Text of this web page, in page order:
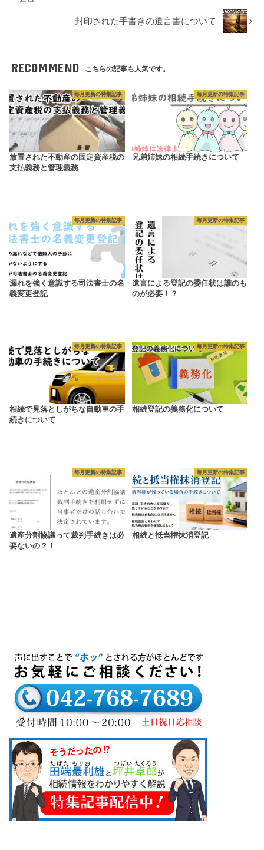
封印された手書きの遺言書について
RECOMMEND こちらの記事も人気です。
毎月更新の特集記事
放置された不動産の固定資産税の
支払義務と管理義務
毎月更新の特集記事
兄弟姉妹の相続手続きについて
毎月更新の特集記事
漏れを強く意識する司法書士の名
義変更登記
毎月更新の特集記事
遺言による登記の委任状は誰のも
のが必要！？
毎月更新の特集記事
相続で見落としがちな自動車の手
続きについて
毎月更新の特集記事
相続登記の義務化について
毎月更新の特集記事
遺産分割協議って裁判手続きは必
要ないの？！
毎月更新の特集記事
相続と抵当権抹消登記